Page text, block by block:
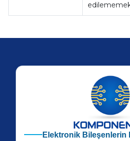
Elektronik Bileşenlerin